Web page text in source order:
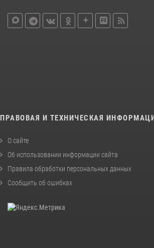
ПРАВОВАЯ И ТЕХНИЧЕСКАЯ
О сайте
Об использовании информации сайта
Правила обработки персональных данных
Сообщить об ошибках